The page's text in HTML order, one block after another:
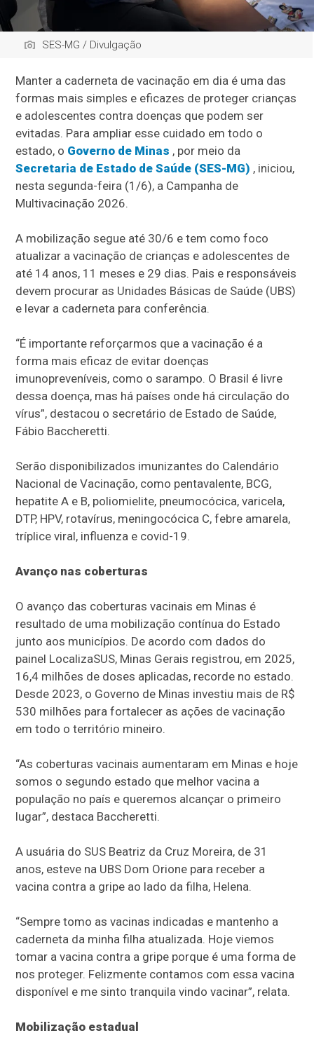
SES-MG / Divulgação
Manter a caderneta de vacinação em dia é uma das
formas mais simples e eficazes de proteger crianças
e adolescentes contra doenças que podem ser
evitadas. Para ampliar esse cuidado em todo o
estado, o Governo de Minas , por meio da
Secretaria de Estado de Saúde (SES-MG) , iniciou,
nesta segunda-feira (1/6), a Campanha de
Multivacinação 2026.
A mobilização segue até 30/6 e tem como foco
atualizar a vacinação de crianças e adolescentes de
até 14 anos, 11 meses e 29 dias. Pais e responsáveis
devem procurar as Unidades Básicas de Saúde (UBS)
e levar a caderneta para conferência.
“É importante reforçarmos que a vacinação é a
forma mais eficaz de evitar doenças
imunopreveníveis, como o sarampo. O Brasil é livre
dessa doença, mas há países onde há circulação do
vírus”, destacou o secretário de Estado de Saúde,
Fábio Baccheretti.
Serão disponibilizados imunizantes do Calendário
Nacional de Vacinação, como pentavalente, BCG,
hepatite A e B, poliomielite, pneumocócica, varicela,
DTP, HPV, rotavírus, meningocócica C, febre amarela,
tríplice viral, influenza e covid-19.
Avanço nas coberturas
O avanço das coberturas vacinais em Minas é
resultado de uma mobilização contínua do Estado
junto aos municípios. De acordo com dados do
painel LocalizaSUS, Minas Gerais registrou, em 2025,
16,4 milhões de doses aplicadas, recorde no estado.
Desde 2023, o Governo de Minas investiu mais de R$
530 milhões para fortalecer as ações de vacinação
em todo o território mineiro.
“As coberturas vacinais aumentaram em Minas e hoje
somos o segundo estado que melhor vacina a
população no país e queremos alcançar o primeiro
lugar”, destaca Baccheretti.
A usuária do SUS Beatriz da Cruz Moreira, de 31
anos, esteve na UBS Dom Orione para receber a
vacina contra a gripe ao lado da filha, Helena.
“Sempre tomo as vacinas indicadas e mantenho a
caderneta da minha filha atualizada. Hoje viemos
tomar a vacina contra a gripe porque é uma forma de
nos proteger. Felizmente contamos com essa vacina
disponível e me sinto tranquila vindo vacinar”, relata.
Mobilização estadual